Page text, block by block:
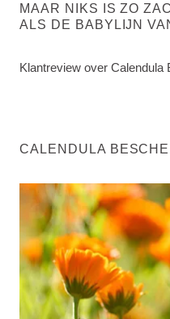
MAAR NIKS IS ZO
ALS DE BABYLIJN
Klantreview over Calendula
CALENDULA